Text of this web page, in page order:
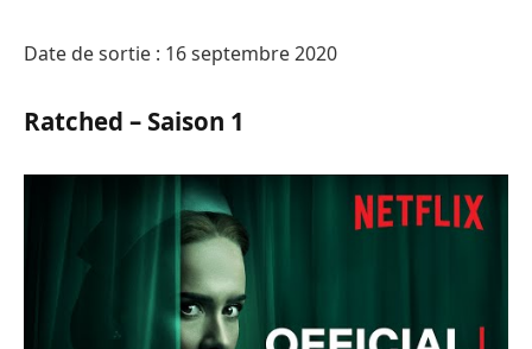
Date de sortie : 16 septembre 2020
Ratched – Saison 1